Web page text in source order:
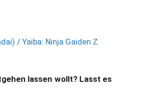
/ Yaiba: Ninja Gaiden Z
lassen wollt? Lasst es